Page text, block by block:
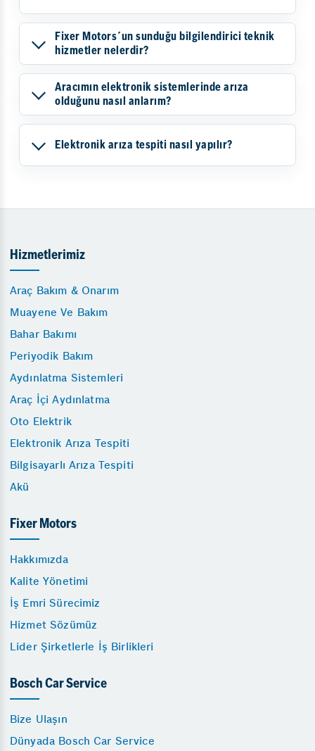
Fixer Motors´un sunduğu bilgilendirici teknik
hizmetler nelerdir?
Aracımın elektronik sistemlerinde arıza
olduğunu nasıl anlarım?
Elektronik arıza tespiti nasıl yapılır?
Hizmetlerimiz
Araç Bakım & Onarım
Muayene Ve Bakım
Bahar Bakımı
Periyodik Bakım
Aydınlatma Sistemleri
Araç İçi Aydınlatma
Oto Elektrik
Elektronik Arıza Tespiti
Bilgisayarlı Arıza Tespiti
Akü
Fixer Motors
Hakkımızda
Kalite Yönetimi
İş Emri Sürecimiz
Hizmet Sözümüz
Lider Şirketlerle İş Birlikleri
Bosch Car Service
Bize Ulaşın
Dünyada Bosch Car Service